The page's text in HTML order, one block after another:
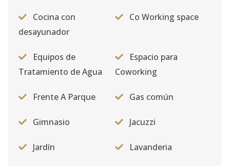
Cocina con
desayunador
Co Working space
Equipos de
Tratamiento de Agua
Espacio para
Coworking
Frente A Parque Gas común
Gimnasio Jacuzzi
Jardín Lavanderia